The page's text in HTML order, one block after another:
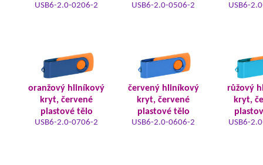
USB6-2.0-0206-2 USB6-2.0-0506-2 USB6-
oranžový hliníkový
kryt, červené
plastové tělo
USB6-2.0-0706-2
červený hliníkový
kryt, červené
plastové tělo
USB6-2.0-0606-2
růžový
kryt,
USB6-